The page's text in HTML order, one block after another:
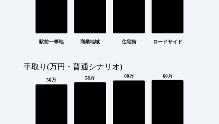
駅前一等地 商業地域 住宅街 ロードサイド
手取り(万円・普通シナリオ)
56万 58万 60万 60万